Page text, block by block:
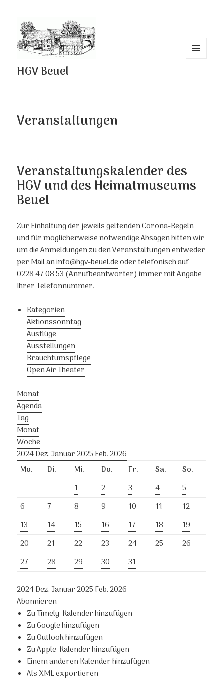
HGV Beuel
Veranstaltungen
Veranstaltungskalender des
HGV und des Heimatmuseums
Beuel
Zur Einhaltung der jeweils geltenden Corona-Regeln
und für möglicherweise notwendige Absagen bitten wir
um die Anmeldungen zu den Veranstaltungen entweder
per Mail aninfo@hgv-beuel.deoder telefonisch auf
0228 47 08 53 (Anrufbeantworter) immer mit Angabe
Ihrer Telefonnummer.
Kategorien
Aktionssonntag
Ausflüge
Ausstellungen
Brauchtumspflege
Open Air Theater
Monat
Agenda
Tag
Monat
Woche
2024Dez.Januar 2025 Feb.2026
Mo.
Di. Mi. Do. Fr. Sa.
So.
1
2 3 4
5
6
7 8 9 10 11
12
13
14 15 16 17 18
19
20
21 22 23 24 25
26
27
28 29 30 31
2024Dez.Januar 2025 Feb.2026
Abonnieren
Zu Timely-Kalender hinzufügen
Zu Google hinzufügen
Zu Outlook hinzufügen
Zu Apple-Kalender hinzufügen
Einem anderen Kalender hinzufügen
Als XML exportieren